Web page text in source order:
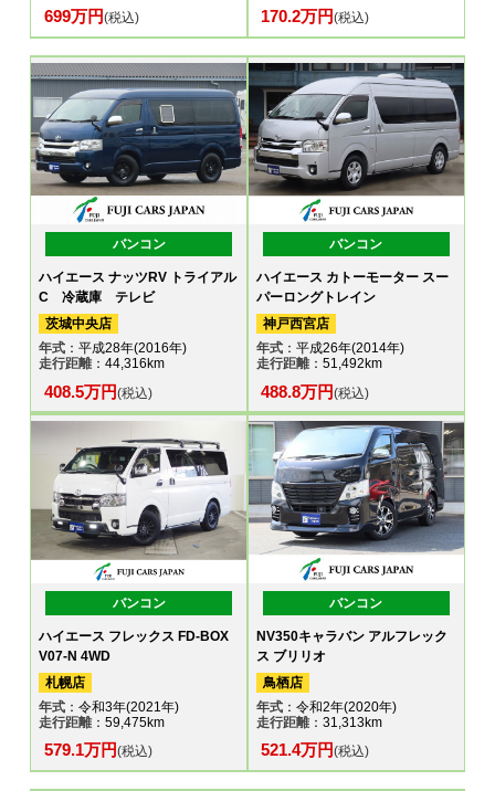
699万円(税込) 170.2万円(税込)
バンコン
ハイエース ナッツRV トライアル
C 冷蔵庫 テレビ
茨城中央店
年式 ：平成28年(2016年)
走行距離：44,316km
408.5万円(税込)
バンコン
ハイエース カトーモーター スー
パーロングトレイン
神戸西宮店
年式：平成26年(2014年)
走行距離：51,492km
488.8万円(税込)
バンコン
ハイエース フレックス FD-BOX
V07-N 4WD
札幌店
年式 ：令和3年(2021年)
走行距離：59,475km
579.1万円(税込)
バンコン
NV350キャラバン アルフレック
ス ブリリオ
鳥栖店
年式：令和2年(2020年)
走行距離：31,313km
521.4万円(税込)